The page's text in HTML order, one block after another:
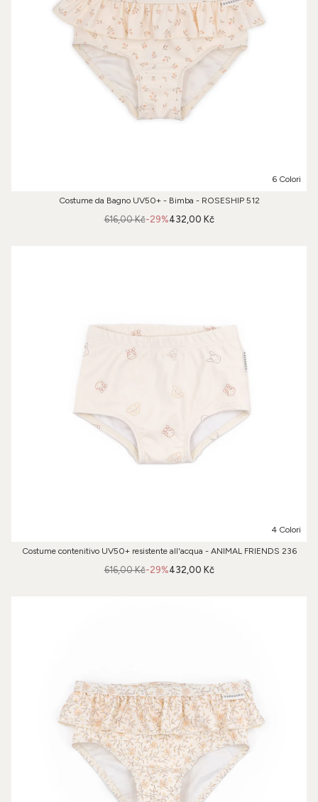
6 Colori
Costume da Bagno UV50+ - Bimba - ROSESHIP 512
-29%
616,00 Kč 432,00 Kč
4 Colori
Costume contenitivo UV50+ resistente all'acqua - ANIMAL FRIENDS 236
-29%
616,00 Kč 432,00 Kč